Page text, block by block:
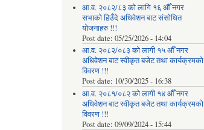
आ.व. २०८२/८३ को लागि १६ औँ नगर
सभाको हिउँदे अधिवेशन बाट संसोधित
योजनाहरु !!!
Post date: 05/25/2026 - 14:04
आ.व. २०८२/०८३ को लागी १५ औँ नगर
अधिवेशन बाट स्वीकृत बजेट तथा कार्यक्रमको
विवरण !!!
Post date: 10/30/2025 - 16:38
आ.व. २०८१/०८२ को लागी १४ औँ नगर
अधिवेशन बाट स्वीकृत बजेट तथा कार्यक्रमको
विवरण !!!
Post date: 09/09/2024 - 15:44